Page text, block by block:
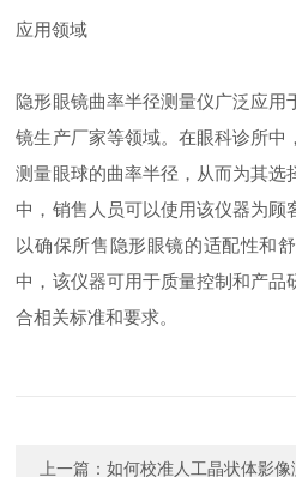
应用领域
隐形眼镜曲率半径测量仪广泛应用
镜生产厂家等领域。在眼科诊所中
测量眼球的曲率半径，从而为其选
中，销售人员可以使用该仪器为顾
以确保所售隐形眼镜的适配性和
中，该仪器可用于质量控制和产品
合相关标准和要求。
上一篇：如何校准人工晶状体影